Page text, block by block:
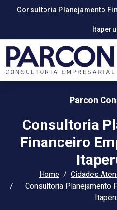
Consultoria Planejamento
Parcon
Consultoria
Financeiro
Home Cidades
Consultoria Planejamento